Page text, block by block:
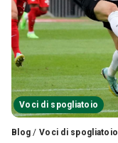
Voci di spogliatoio
Blog / Voci di spogliatoio